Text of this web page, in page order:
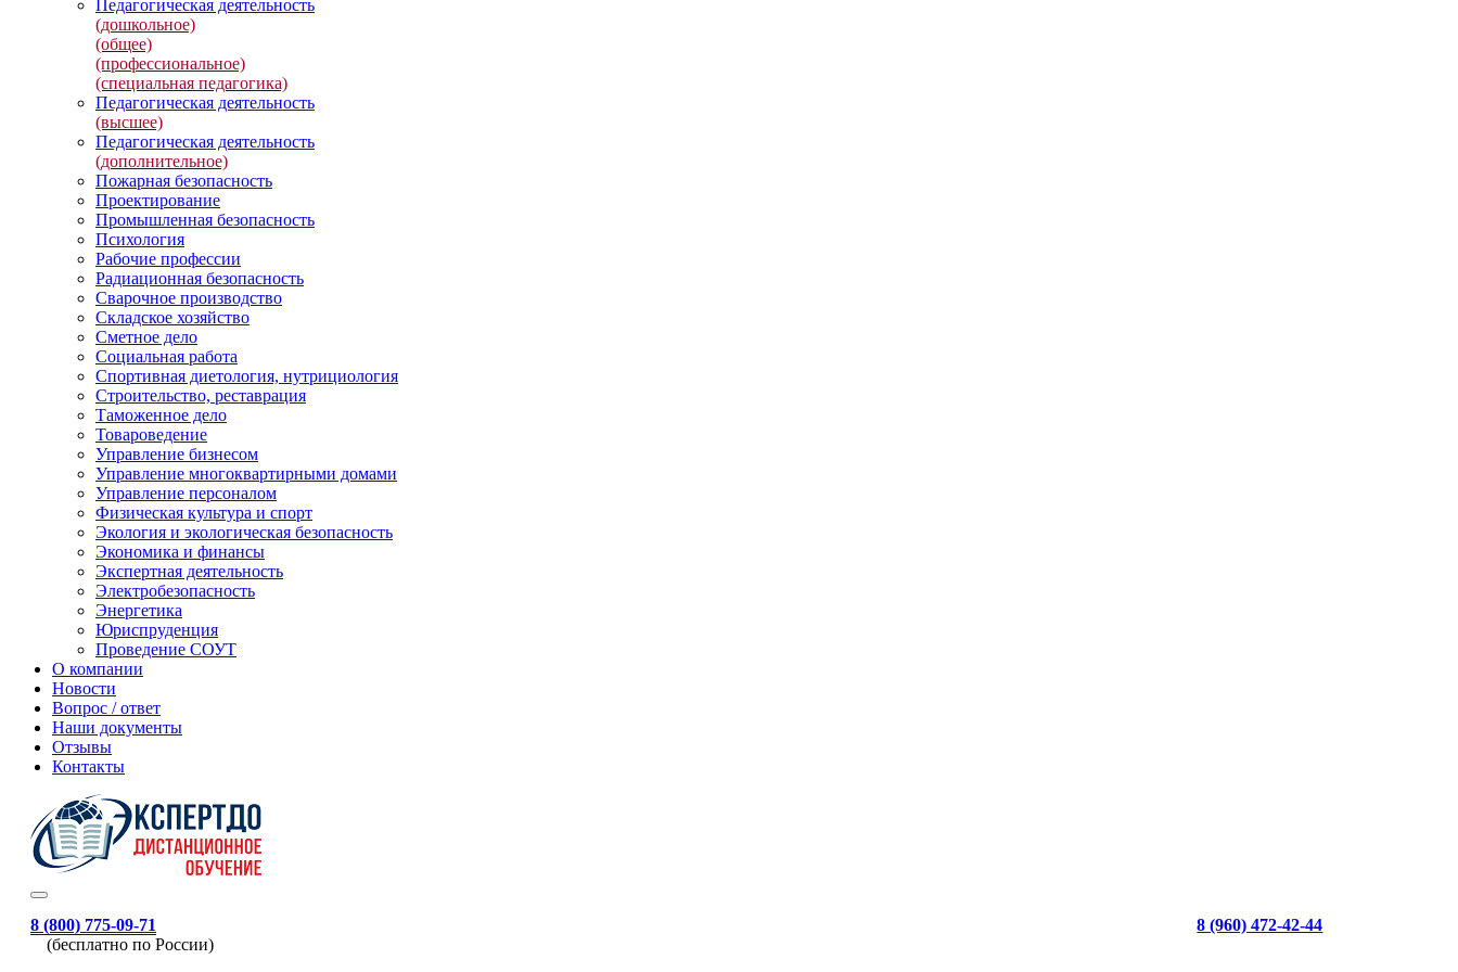
Педагогическая деятельность
(дошкольное)
(общее)
(профессиональное)
(специальная педагогика)
Педагогическая деятельность
(высшее)
Педагогическая деятельность
(дополнительное)
Пожарная безопасность
Проектирование
Промышленная безопасность
Психология
Рабочие профессии
Радиационная безопасность
Сварочное производство
Складское хозяйство
Сметное дело
Социальная работа
Спортивная диетология, нутрициология
Строительство, реставрация
Таможенное дело
Товароведение
Управление бизнесом
Управление многоквартирными домами
Управление персоналом
Физическая культура и спорт
Экология и экологическая безопасность
Экономика и финансы
Экспертная деятельность
Электробезопасность
Энергетика
Юриспруденция
Проведение СОУТ
О компании
Новости
Вопрос / ответ
Наши документы
Отзывы
Контакты
8 (800) 775-09-71
(бесплатно по России)
8 (960) 472-42-44